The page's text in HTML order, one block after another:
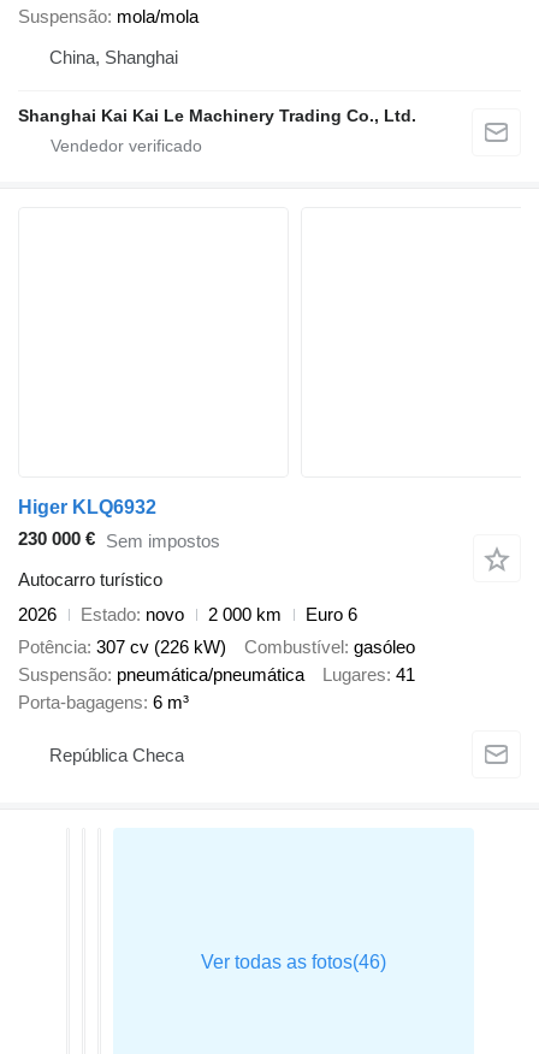
Suspensão mola/mola
China, Shanghai
Shanghai Kai Kai Le Machinery Trading Co., Ltd.
Higer KLQ6932
230 000 € Sem impostos
Autocarro turístico
2026
Estado novo 2 000 km
Euro 6
Potência 307 cv (226 kW) Combustível gasóleo
Suspensão pneumática/pneumática Lugares 41
Porta-bagagens 6 m³
República Checa